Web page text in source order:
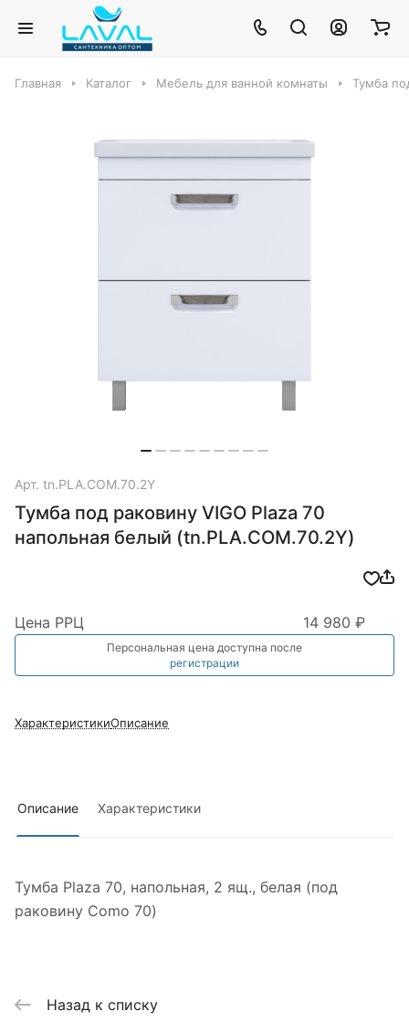
Главная Каталог Мебель для ванной комнаты Тумба
Арт. tn.PLA.COM.70.2Y
Тумба под раковину VIGO Plaza 70
напольная белый (tn.PLA.COM.70.2Y)
Цена РРЦ 14 980 ₽
Персональная цена доступна после
регистрации
ХарактеристикиОписание
Описание Характеристики
Тумба Plaza 70, напольная, 2 ящ., белая (под
раковину Como 70)
Назад к списку